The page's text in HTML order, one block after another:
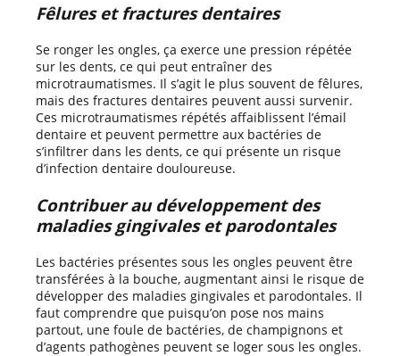
Fêlures et fractures dentaires
Se ronger les ongles, ça exerce une pression répétée
sur les dents, ce qui peut entraîner des
microtraumatismes. Il s’agit le plus souvent de fêlures,
mais des fractures dentaires peuvent aussi survenir.
Ces microtraumatismes répétés affaiblissent l’émail
dentaire et peuvent permettre aux bactéries de
s’infiltrer dans les dents, ce qui présente un risque
d’infection dentaire douloureuse.
Contribuer au développement des
maladies gingivales et parodontales
Les bactéries présentes sous les ongles peuvent être
transférées à la bouche, augmentant ainsi le risque de
développer des maladies gingivales et parodontales. Il
faut comprendre que puisqu’on pose nos mains
partout, une foule de bactéries, de champignons et
d’agents pathogènes peuvent se loger sous les ongles.